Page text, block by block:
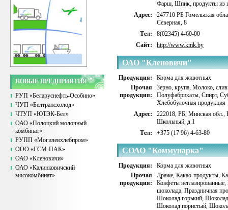
НОВЫЕ ПРЕДПРИЯТИЯ
РУП «Беларуснефть-Особино»
ЧУП «Белтрансхолод»
ЧТУП «ЮТЭК-Бел»
ОАО «Полоцкий молочный
комбинат»
РУПП «Могилевхлебпром»
ООО «ГСМ-ПАК»
ОАО «Кленовичи»
ОАО «Калинковичский
мясокомбинат»
Фарш, Шпик, продукты из
Адрес:
247710 РБ Гомельская
Северная, 8
Тел:
8(02345) 4-60-00
Сайт:
http://www.kmk.by
ОАО "Кленовичи"
Продукция:
Корма для животных
Прочая
продукция:
Зерно, крупа, Молоко,
Полуфабрикаты, Спирт,
Хлебобулочная продукция
Адрес:
222018, РБ, Минская обл.,
Школьный, д.1
Тел:
+375 (17 96) 4-63-80
СОАО "Коммунарка"
Продукция:
Корма для животных
Прочая
продукция:
Драже, Какао-продукты,
Конфеты неглазированные,
шоколада, Праздничная
Шоколад горький,
Шоколад пористый,